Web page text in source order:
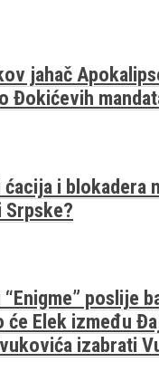
jahač
Đokićevih
ćacija i blokadera
Srpske?
“Enigme” poslije
će Elek između
izabrati